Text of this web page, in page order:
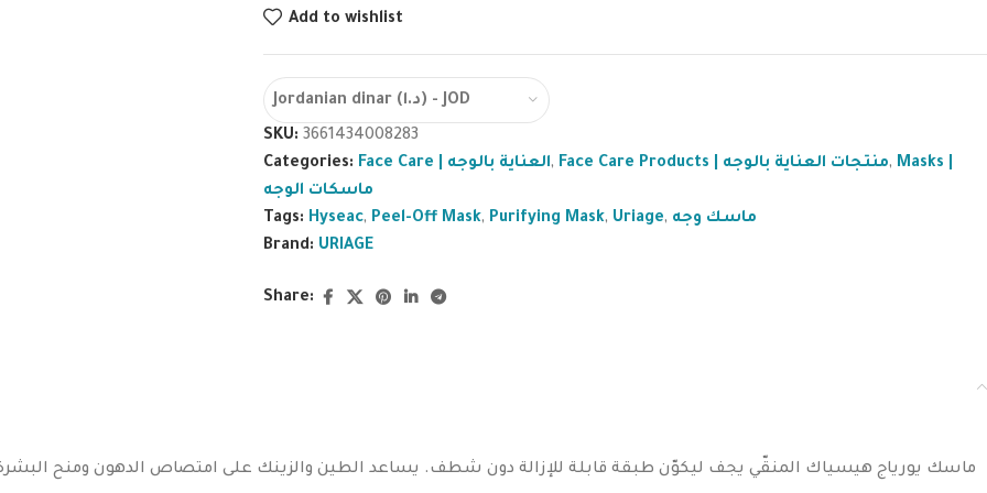
Add to wishlist
Jordanian dinar (د.ا) - JOD
SKU: 3661434008283
Categories:
Face Care | العناية بالوجه, Face Care Products | منتجات العناية بالوجه, Masks |
ماسكات الوجه
Tags: Hyseac, Peel-Off Mask, Purifying Mask, Uriage, ماسك وجه
Brand: URIAGE
Share:
ماسك يورياج هيسياك المنقّي يجف ليكوّن طبقة قابلة للإزالة دون شطف. يساعد الطين والزينك على امتصاص الدهون ومنح